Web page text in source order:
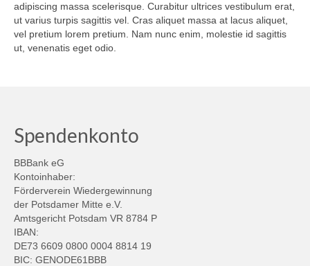
adipiscing massa scelerisque. Curabitur ultrices vestibulum erat,
ut varius turpis sagittis vel. Cras aliquet massa at lacus aliquet,
vel pretium lorem pretium. Nam nunc enim, molestie id sagittis
ut, venenatis eget odio.
Spendenkonto
BBBank eG
Kontoinhaber:
Förderverein Wiedergewinnung
der Potsdamer Mitte e.V.
Amtsgericht Potsdam VR 8784 P
IBAN:
DE73 6609 0800 0004 8814 19
BIC: GENODE61BBB